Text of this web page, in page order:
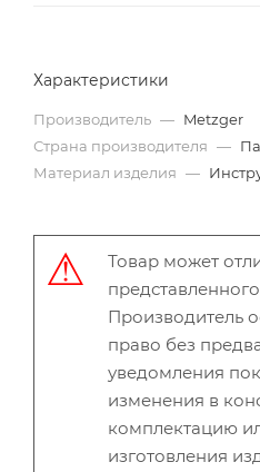
Характеристики
Производитель — Metzger
Страна производителя —
Материал изделия —
Товар может
Производитель
право без
уведомления
изменения в
комплектацию
изготовления